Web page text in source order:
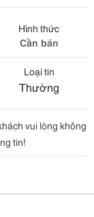
Hình thức
Cần bán
Loại tin
Thường
vui lòng không
tin!